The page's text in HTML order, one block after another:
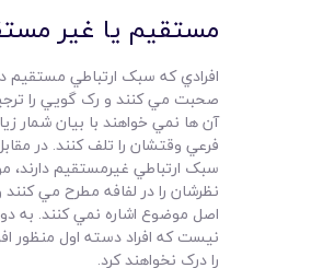
مستقيم يا غير
افرادي که سبک ارتباطي مستقيم
صحبت مي کنند و رک گويي را
آن ها نمي خواهند با بيان شمار
فرعي وقتشان را تلف کنند. در
سبک ارتباطي غيرمستقيم دارند،
نظرشان را در لفافه مطرح مي
اصل موضوع اشاره نمي کنند. به دور
نيست که افراد دسته اول منظور
را درک نخواهند کرد.